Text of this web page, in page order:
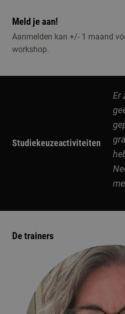
Meld je aan!
Aanmelden kan +/- 1 maand
workshop.
Studiekeuzeactiviteiten
Er
De trainers